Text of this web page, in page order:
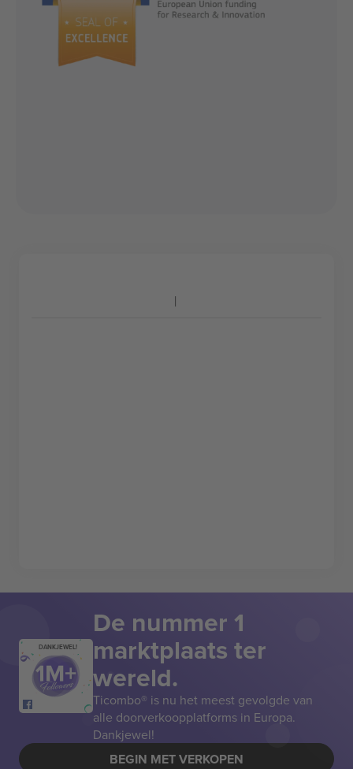
DANKJEWEL!
De nummer 1
marktplaats ter
wereld.
Ticombo® is nu het meest gevolgde van
alle doorverkoopplatforms in Europa.
Dankjewel!
BEGIN MET VERKOPEN